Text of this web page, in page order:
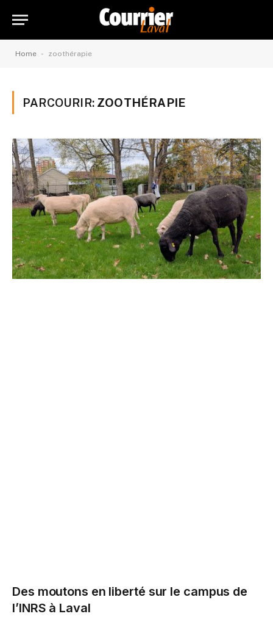
Home - zoothérapie
PARCOURIR: ZOOTHÉRAPIE
Des moutons en liberté sur le campus de
l’INRS à Laval